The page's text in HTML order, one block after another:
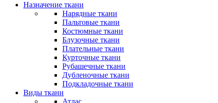
Назначение ткани
Нарядные ткани
Пальтовые ткани
Костюмные ткани
Блузочные ткани
Плательные ткани
Курточные ткани
Рубашечные ткани
Дубленочные ткани
Подкладочные ткани
Виды ткани
Атлас